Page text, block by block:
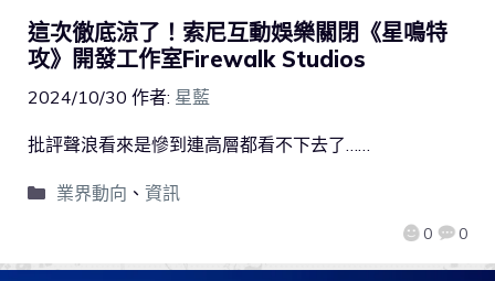
這次徹底涼了！索尼互動娛樂關閉《星鳴特
攻》開發工作室Firewalk Studios
2024/10/30 作者: 星藍
0 0
批評聲浪看來是慘到連高層都看不下去了……
業界動向 、 資訊